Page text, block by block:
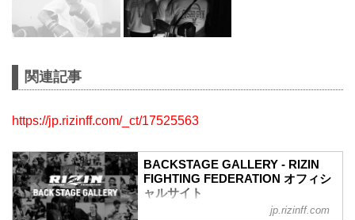
関連記事
https://jp.rizinff.com/_ct/17525563
BACKSTAGE GALLERY - RIZIN
FIGHTING FEDERATION オフィシ
ャルサイト
BACKSTAGE GALLERY の記事一覧 - 格
jp.rizinff.com